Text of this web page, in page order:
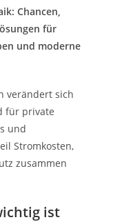
Chancen,
für
und moderne
verändert sich
für private
und
Stromkosten,
zusammen
ist